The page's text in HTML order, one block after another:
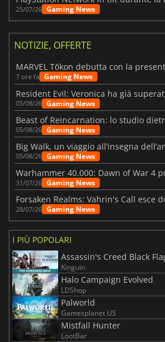
25/07/26 Gaming News
NOTIZIE, OFFERTE
7 ore fa Gaming News
05/08/26 Gaming News
05/08/26 Gaming News
Big Walk, un viaggio all’insegna
05/08/26 Gaming News
31/07/26 Gaming News
28/07/26 Gaming News
I PIÙ POPOLARI
Assassin's Creed Black
Kinguin
Halo Campaign Evolved
LDShop
Palworld
Gamesplanet US
Mistfall Hunter
LootBar